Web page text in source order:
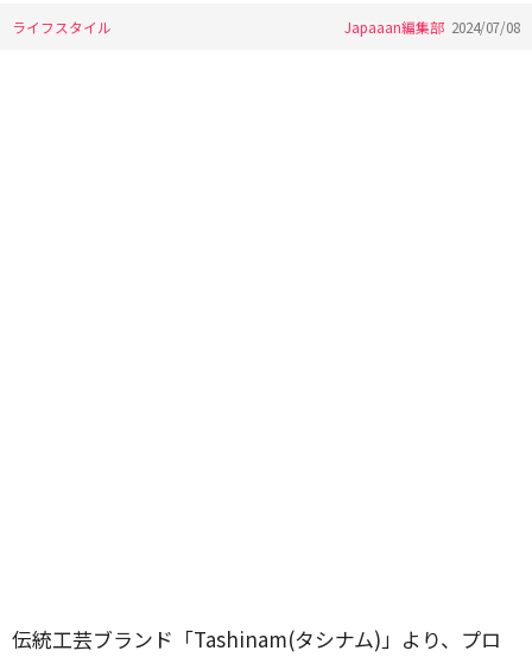
ライフスタイル Japaaan編集部 2024/07/08
伝統工芸ブランド「Tashinam(タシナム)」より、プロ